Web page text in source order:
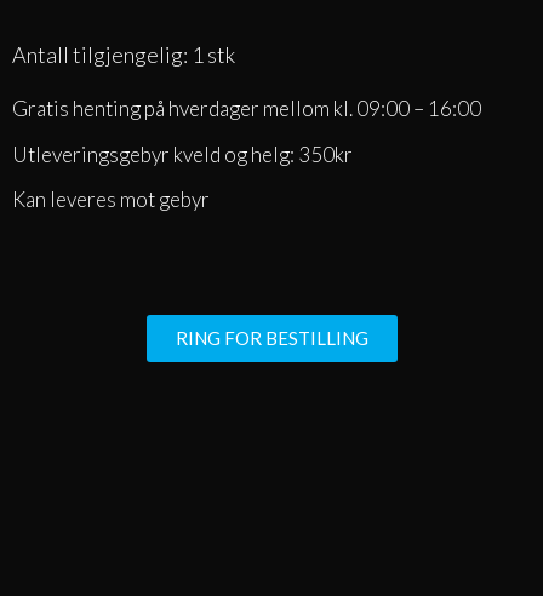
Antall tilgjengelig: 1 stk
Gratis henting på hverdager mellom kl. 09:00 – 16:00
Utleveringsgebyr kveld og helg: 350kr
Kan leveres mot gebyr
RING FOR BESTILLING